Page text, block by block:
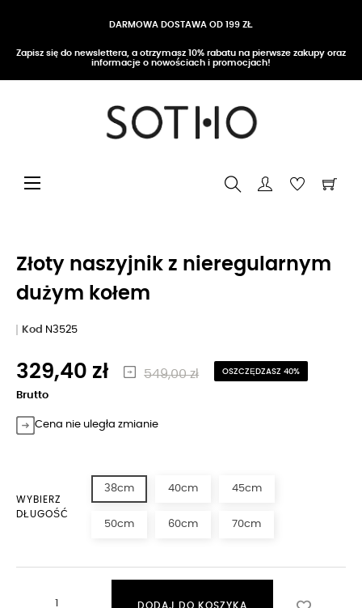
DARMOWA DOSTAWA OD 199 ZŁ
Zapisz się do newslettera, a otrzymasz 10% rabatu na pierwsze zakupy oraz
informacje o nowościach i promocjach!
Przełącz nawigację
☰
Złoty naszyjnik z nieregularnym
dużym kołem
Kod N3525
329,40 zł 549,00 zł OSZCZĘDZASZ 40%
Brutto
Cena nie uległa zmianie
WYBIERZ
DŁUGOŚĆ
38cm 40cm 45cm
50cm 60cm 70cm
DODAJ DO KOSZYKA